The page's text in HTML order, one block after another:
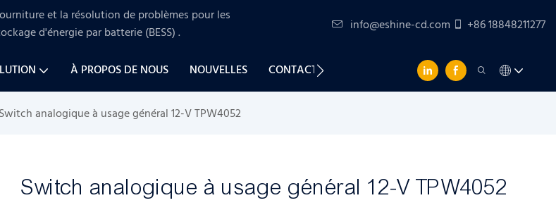
et la résolution de problèmes pourles
d'énergie par batterie (BESS). info@eshine-cd.com +86 18848211277
À PROPOS DE NOUS NOUVELLES CONTACTEZ-NOUS
Switch analogique à usage général 12-V TPW4052
Switch analogique à usage général 12-V TPW4052